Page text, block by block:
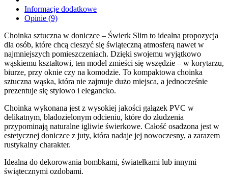
Informacje dodatkowe
Opinie (9)
Choinka sztuczna w doniczce – Świerk Slim to idealna propozycja
dla osób, które chcą cieszyć się świąteczną atmosferą nawet w
najmniejszych pomieszczeniach. Dzięki swojemu wyjątkowo
wąskiemu kształtowi, ten model zmieści się wszędzie – w korytarzu,
biurze, przy oknie czy na komodzie. To kompaktowa choinka
sztuczna wąska, która nie zajmuje dużo miejsca, a jednocześnie
prezentuje się stylowo i elegancko.
Choinka wykonana jest z wysokiej jakości gałązek PVC w
delikatnym, bladozielonym odcieniu, które do złudzenia
przypominają naturalne igliwie świerkowe. Całość osadzona jest w
estetycznej doniczce z juty, która nadaje jej nowoczesny, a zarazem
rustykalny charakter.
Idealna do dekorowania bombkami, światełkami lub innymi
świątecznymi ozdobami.